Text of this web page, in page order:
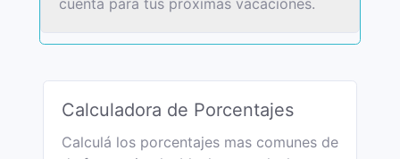
cuenta para tus próximas vacaciones.
Calculadora de Porcentajes
Calculá los porcentajes mas comunes de